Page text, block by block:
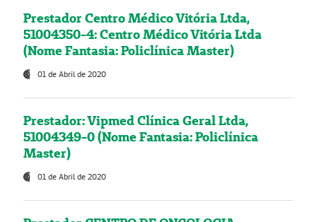
Prestador Centro Médico Vitória Ltda,
51004350-4: Centro Médico Vitória Ltda
(Nome Fantasia: Policlínica Master)
01 de Abril de 2020
Prestador: Vipmed Clínica Geral Ltda,
51004349-0 (Nome Fantasia: Policlínica
Master)
01 de Abril de 2020